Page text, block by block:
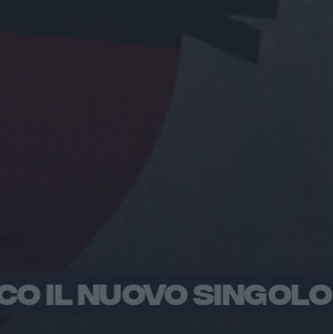
IL NUOVO SINGOLO